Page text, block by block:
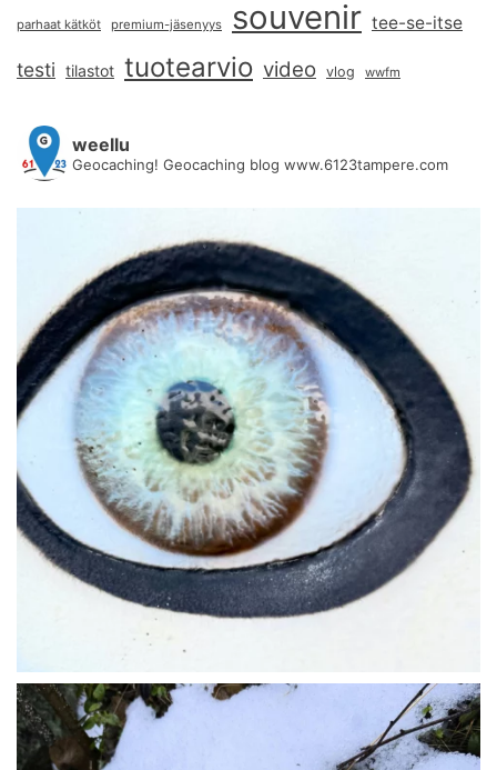
parhaat kätköt premium-jäsenyys souvenir tee-se-itse
testi tilastot tuotearvio video vlog wwfm
weellu
Geocaching! Geocaching blog www.6123tampere.com